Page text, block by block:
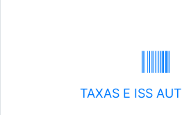
TAXAS E ISS